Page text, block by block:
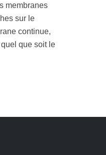
membranes
sur le
continue,
que soit le